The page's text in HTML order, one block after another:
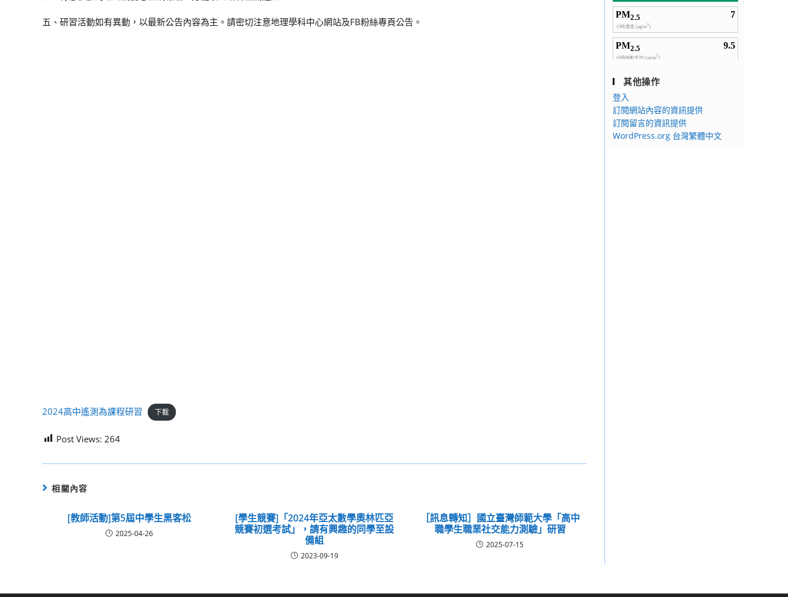
五、研習活動如有異動，以最新公告內容為主。請密切注意地理學科中心網站及FB粉絲專頁公告。
2024高中遙測為課程研習 下載
Post Views: 264
相關內容
[教師活動]第5屆中學生黑客松
2025-04-26
[學生競賽]「2024年亞太數學奧林匹亞
競賽初選考試」，請有興趣的同學至設
備組
2023-09-19
［訊息轉知］國立臺灣師範大學「高中
職學生職業社交能力測驗」研習
2025-07-15
其他操作
登入
訂閱網站內容的資訊提供
訂閱留言的資訊提供
WordPress.org 台灣繁體中文